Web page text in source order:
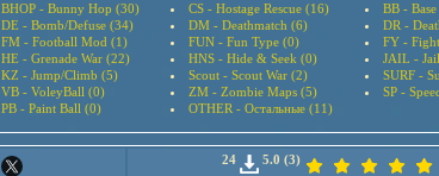
BHOP - Bunny Hop (30) CS - Hostage Rescue (16)
BB -
DE - Bomb/Defuse (34) DM - Deathmatch (6)
DR -
FM - Football Mod (1) FUN - Fun Type (0)
FY -
HE - Grenade War (22) HNS - Hide & Seek (0)
JAIL -
KZ - Jump/Climb (5) Scout - Scout War (2)
SURF -
VB - VoleyBall (0) ZM - Zombie Maps (5)
SP -
PB - Paint Ball (0) OTHER - Остальные (11)
24 5.0 (3)